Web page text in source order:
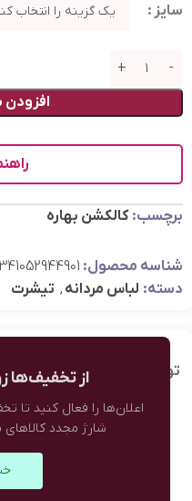
سایز
افزودن
برچسب: کالکشن بهاره
شناسه محصول:
دسته: لباس مردانه , تیشرت
توضیحات تکمیلی نظرات (0)
از تخفیف‌ها
اعلان‌ها را فعال کنید تا
شارژ مجدد